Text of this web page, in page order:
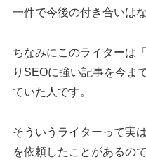
一件で今後の付き合いは
ちなみにこのライターは
りSEOに強い記事を今ま
ていた人です。
そういうライターって実
を依頼したことがあるの